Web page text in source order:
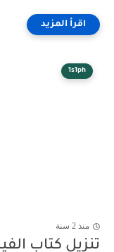
1s1ph
منذ 2 سنة
تنزيل كتاب